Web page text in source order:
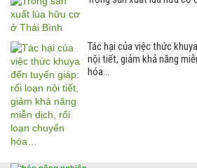
Tác hại của việc thức
nội tiết, giảm khả năng
hóa…